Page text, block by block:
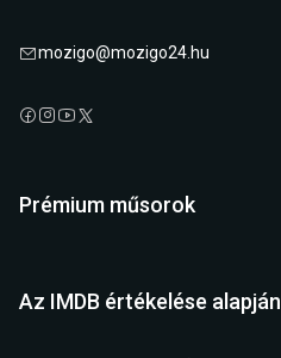
mozigo@mozigo24.hu
Prémium műsorok
Az IMDB értékelése alapján